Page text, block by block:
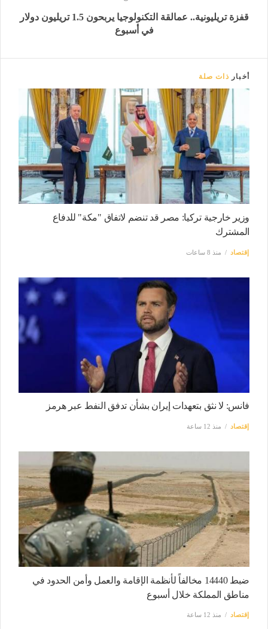
قفزة تريليونية.. عمالقة التكنولوجيا يربحون 1.5 تريليون دولار
في أسبوع
أخبار ذات صلة
وزير خارجية تركيا: مصر قد تنضم لاتفاق "مكة" للدفاع
المشترك
إقتصاد منذ 8 ساعات
فانس: لا نثق بتعهدات إيران بشأن تدفق النفط عبر هرمز
إقتصاد منذ 12 ساعة
ضبط 14440 مخالفاً لأنظمة الإقامة والعمل وأمن الحدود في
مناطق المملكة خلال أسبوع
إقتصاد منذ 12 ساعة